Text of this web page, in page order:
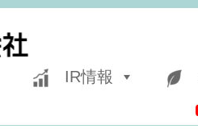
IR情報